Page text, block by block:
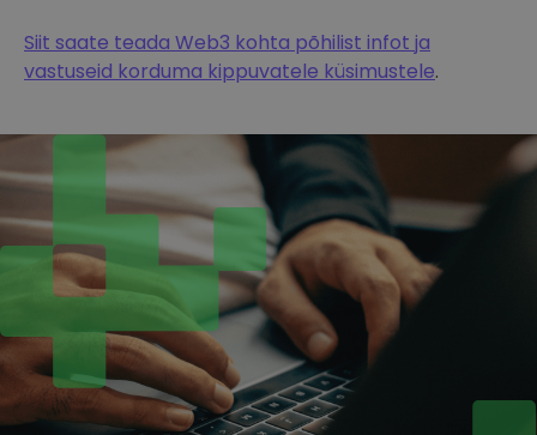
Siit saate teada Web3 kohta põhilist infot ja
vastuseid korduma kippuvatele küsimustele.